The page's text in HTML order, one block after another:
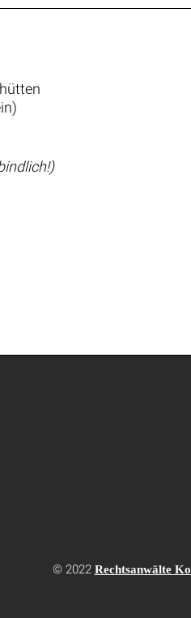
© 2022 Rechtsanwälte